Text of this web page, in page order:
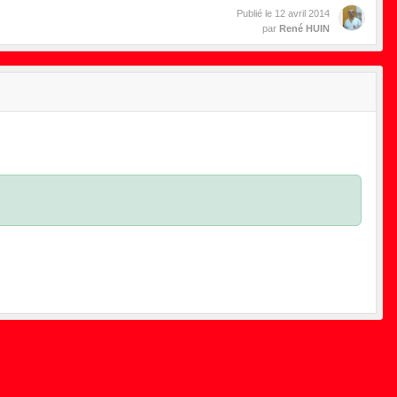
Publié le 12 avril 2014
par René HUIN